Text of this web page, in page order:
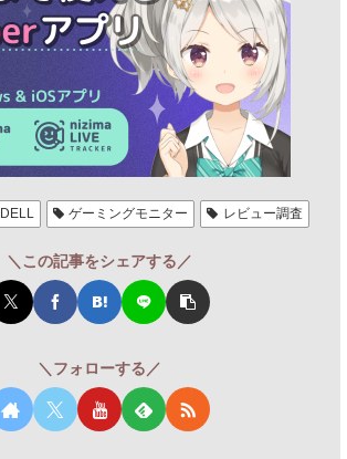
DELL ゲーミングモニター レビュー調査
＼この記事をシェアする／
＼フォローする／